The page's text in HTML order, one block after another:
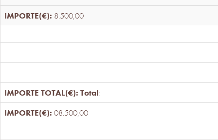
8.500,00
Total:
08.500,00